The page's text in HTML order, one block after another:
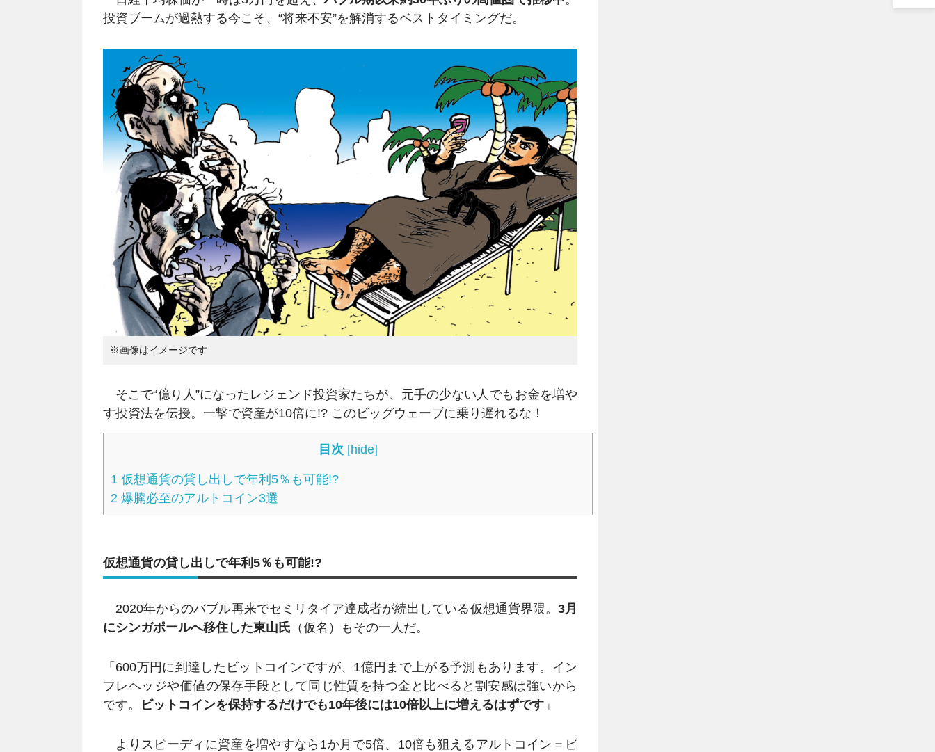
投資ブームが過熱する今こそ、“将来不安”を解消するベストタイミングだ。
※画像はイメージです
そこで“億り人”になったレジェンド投資家たちが、元手の少ない人でもお金を増や
す投資法を伝授。一撃で資産が10倍に!? このビッグウェーブに乗り遅れるな！
目次 [hide]
1 仮想通貨の貸し出しで年利5％も可能!?
2 爆騰必至のアルトコイン3選
仮想通貨の貸し出しで年利5％も可能!?
2020年からのバブル再来でセミリタイア達成者が続出している仮想通貨界隈。 3月
にシンガポールへ移住した東山氏 （仮名）もその一人だ。
「600万円に到達したビットコインですが、1億円まで上がる予測もあります。イン
フレヘッジや価値の保存手段として同じ性質を持つ金と比べると割安感は強いから
です。
ビットコインを保持するだけでも10年後には10倍以上に増えるはずです 」
よりスピーディに資産を増やすなら1か月で5倍、10倍も狙えるアルトコイン＝ビ